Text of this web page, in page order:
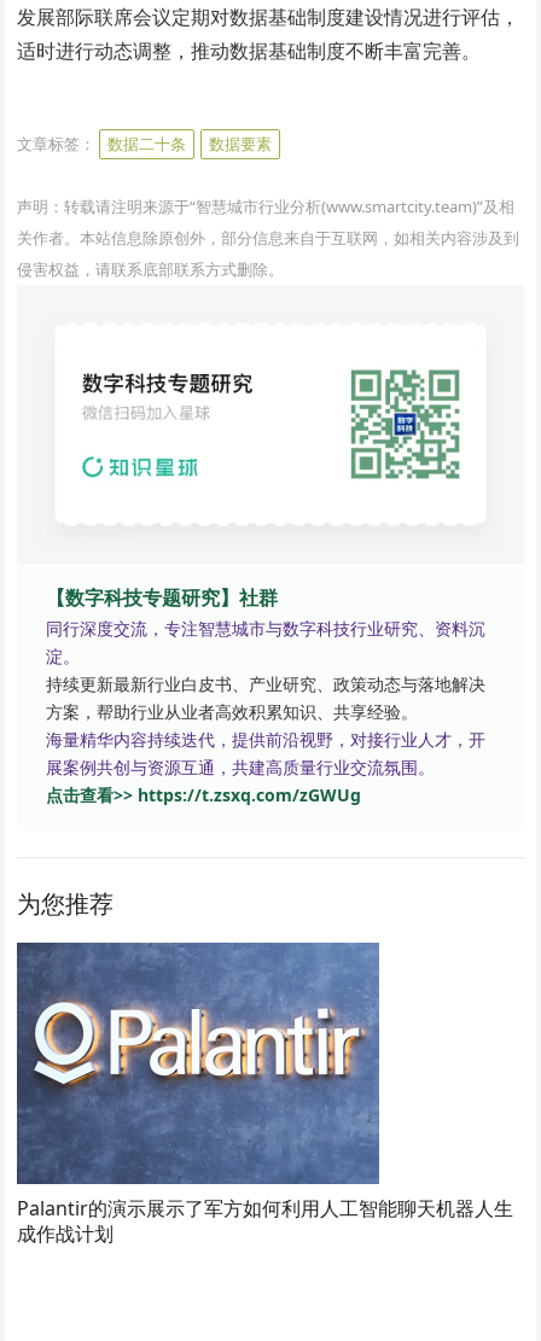
发展部际联席会议定期对数据基础制度建设情况进行评估，
适时进行动态调整，推动数据基础制度不断丰富完善。
文章标签： 数据二十条 数据要素
声明：转载请注明来源于“智慧城市行业分析(www.smartcity.team)”及相
关作者。本站信息除原创外，部分信息来自于互联网，如相关内容涉及到
侵害权益，请联系底部联系方式删除。
【数字科技专题研究】社群
同行深度交流，专注智慧城市与数字科技行业研究、资料沉
淀。
持续更新最新行业白皮书、产业研究、政策动态与落地解决
方案，帮助行业从业者高效积累知识、共享经验。
海量精华内容持续迭代，提供前沿视野，对接行业人才，开
展案例共创与资源互通，共建高质量行业交流氛围。
点击查看>> https://t.zsxq.com/zGWUg
为您推荐
Palantir的演示展示了军方如何利用人工智能聊天机器人生
成作战计划